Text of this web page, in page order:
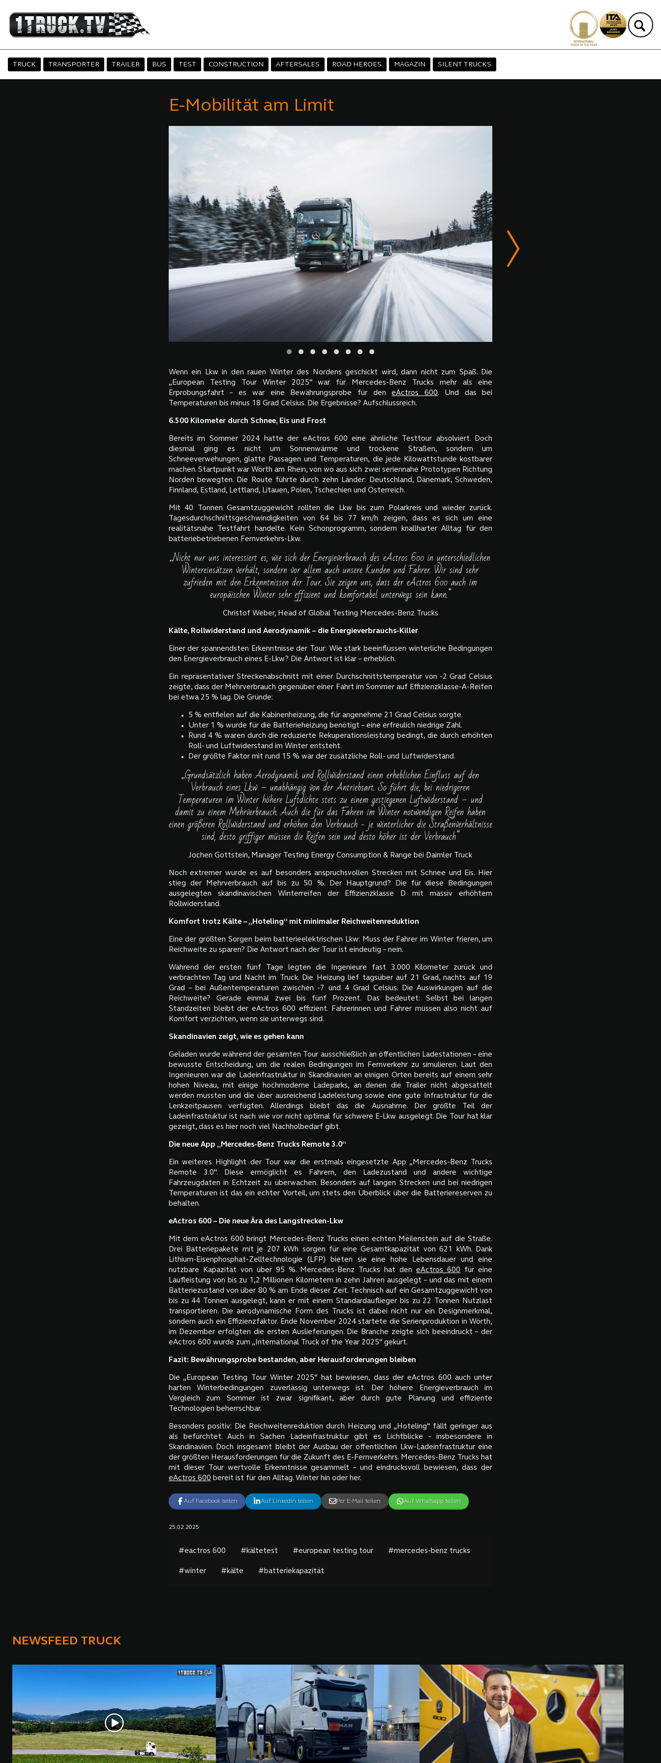
TRUCK TRANSPORTER TRAILER BUS TEST CONSTRUCTION AFTERSALES ROAD HEROES MAGAZIN SILENT TRUCKS
E-Mobilität am Limit
Wenn ein Lkw in den rauen Winter des Nordens geschickt wird, dann nicht zum Spaß. Die
„European Testing Tour Winter 2025“ war für Mercedes-Benz Trucks mehr als eine
Erprobungsfahrt – es war eine Bewährungsprobe für deneActros 600. Und das bei
Temperaturen bis minus 18 Grad Celsius. Die Ergebnisse? Aufschlussreich.
6.500 Kilometer durch Schnee, Eis und Frost
Bereits im Sommer 2024 hatte der eActros 600 eine ähnliche Testtour absolviert. Doch
diesmal ging es nicht um Sonnenwärme und trockene Straßen, sondern um
Schneeverwehungen, glatte Passagen und Temperaturen, die jede Kilowattstunde kostbarer
machen. Startpunkt war Wörth am Rhein, von wo aus sich zwei seriennahe Prototypen Richtung
Norden bewegten. Die Route führte durch zehn Länder: Deutschland, Dänemark, Schweden,
Finnland, Estland, Lettland, Litauen, Polen, Tschechien und Österreich.
Mit 40 Tonnen Gesamtzuggewicht rollten die Lkw bis zum Polarkreis und wieder zurück.
Tagesdurchschnittsgeschwindigkeiten von 64 bis 77 km/h zeigen, dass es sich um eine
realitätsnahe Testfahrt handelte. Kein Schonprogramm, sondern knallharter Alltag für den
batteriebetriebenen Fernverkehrs-Lkw.
„Nicht nur uns interessiert es, wie sich der Energieverbrauch des eActros 600 in unterschiedlichen
Wintereinsätzen verhält, sondern vor allem auch unsere Kunden und Fahrer. Wir sind sehr
zufrieden mit den Erkenntnissen der Tour. Sie zeigen uns, dass der eActros 600 auch im
europäischen Winter sehr effizient und komfortabel unterwegs sein kann.“
Christof Weber, Head of Global Testing Mercedes-Benz Trucks
Kälte, Rollwiderstand und Aerodynamik – die Energieverbrauchs-Killer
Einer der spannendsten Erkenntnisse der Tour: Wie stark beeinflussen winterliche Bedingungen
den Energieverbrauch eines E-Lkw? Die Antwort ist klar – erheblich.
Ein repräsentativer Streckenabschnitt mit einer Durchschnittstemperatur von -2 Grad Celsius
zeigte, dass der Mehrverbrauch gegenüber einer Fahrt im Sommer auf Effizienzklasse-A-Reifen
bei etwa 25 % lag. Die Gründe:
5 % entfielen auf die Kabinenheizung, die für angenehme 21 Grad Celsius sorgte.
Unter 1 % wurde für die Batterieheizung benötigt – eine erfreulich niedrige Zahl.
Rund 4 % waren durch die reduzierte Rekuperationsleistung bedingt, die durch erhöhten
Roll- und Luftwiderstand im Winter entsteht.
Der größte Faktor mit rund 15 % war der zusätzliche Roll- und Luftwiderstand.
„Grundsätzlich haben Aerodynamik und Rollwiderstand einen erheblichen Einfluss auf den
Verbrauch eines Lkw – unabhängig von der Antriebsart. So führt die, bei niedrigeren
Temperaturen im Winter höhere Luftdichte stets zu einem gestiegenen Luftwiderstand – und
damit zu einem Mehrverbrauch. Auch die für das Fahren im Winter notwendigen Reifen haben
einen größeren Rollwiderstand und erhöhen den Verbrauch - je winterlicher die Straßenverhältnisse
sind, desto griffiger müssen die Reifen sein und desto höher ist der Verbrauch“
Jochen Gottstein, Manager Testing Energy Consumption & Range bei Daimler Truck
Noch extremer wurde es auf besonders anspruchsvollen Strecken mit Schnee und Eis. Hier
stieg der Mehrverbrauch auf bis zu 50 %. Der Hauptgrund? Die für diese Bedingungen
ausgelegten skandinavischen Winterreifen der Effizienzklasse D mit massiv erhöhtem
Rollwiderstand.
Komfort trotz Kälte – „Hoteling“ mit minimaler Reichweitenreduktion
Eine der größten Sorgen beim batterieelektrischen Lkw: Muss der Fahrer im Winter frieren, um
Reichweite zu sparen? Die Antwort nach der Tour ist eindeutig – nein.
Während der ersten fünf Tage legten die Ingenieure fast 3.000 Kilometer zurück und
verbrachten Tag und Nacht im Truck. Die Heizung lief tagsüber auf 21 Grad, nachts auf 19
Grad – bei Außentemperaturen zwischen -7 und 4 Grad Celsius. Die Auswirkungen auf die
Reichweite? Gerade einmal zwei bis fünf Prozent. Das bedeutet: Selbst bei langen
Standzeiten bleibt der eActros 600 effizient. Fahrerinnen und Fahrer müssen also nicht auf
Komfort verzichten, wenn sie unterwegs sind.
Skandinavien zeigt, wie es gehen kann
Geladen wurde während der gesamten Tour ausschließlich an öffentlichen Ladestationen – eine
bewusste Entscheidung, um die realen Bedingungen im Fernverkehr zu simulieren. Laut den
Ingenieuren war die Ladeinfrastruktur in Skandinavien an einigen Orten bereits auf einem sehr
hohen Niveau, mit einige hochmoderne Ladeparks, an denen die Trailer nicht abgesattelt
werden mussten und die über ausreichend Ladeleistung sowie eine gute Infrastruktur für die
Lenkzeitpausen verfügten. Allerdings bleibt das die Ausnahme. Der größte Teil der
Ladeinfrastruktur ist nach wie vor nicht optimal für schwere E-Lkw ausgelegt. Die Tour hat klar
gezeigt, dass es hier noch viel Nachholbedarf gibt.
Die neue App „Mercedes-Benz Trucks Remote 3.0“
Ein weiteres Highlight der Tour war die erstmals eingesetzte App „Mercedes-Benz Trucks
Remote 3.0“. Diese ermöglicht es Fahrern, den Ladezustand und andere wichtige
Fahrzeugdaten in Echtzeit zu überwachen. Besonders auf langen Strecken und bei niedrigen
Temperaturen ist das ein echter Vorteil, um stets den Überblick über die Batteriereserven zu
behalten.
eActros 600 – Die neue Ära des Langstrecken-Lkw
Mit dem eActros 600 bringt Mercedes-Benz Trucks einen echten Meilenstein auf die Straße.
Drei Batteriepakete mit je 207 kWh sorgen für eine Gesamtkapazität von 621 kWh. Dank
Lithium-Eisenphosphat-Zelltechnologie (LFP) bieten sie eine hohe Lebensdauer und eine
nutzbare Kapazität von über 95 %. Mercedes-Benz Trucks hat deneActros 600 für eine
Laufleistung von bis zu 1,2 Millionen Kilometern in zehn Jahren ausgelegt – und das mit einem
Batteriezustand von über 80 % am Ende dieser Zeit. Technisch auf ein Gesamtzuggewicht von
bis zu 44 Tonnen ausgelegt, kann er mit einem Standardauflieger bis zu 22 Tonnen Nutzlast
transportieren. Die aerodynamische Form des Trucks ist dabei nicht nur ein Designmerkmal,
sondern auch ein Effizienzfaktor. Ende November 2024 startete die Serienproduktion in Wörth,
im Dezember erfolgten die ersten Auslieferungen. Die Branche zeigte sich beeindruckt – der
eActros 600 wurde zum „International Truck of the Year 2025“ gekürt.
Fazit: Bewährungsprobe bestanden, aber Herausforderungen bleiben
Die „European Testing Tour Winter 2025“ hat bewiesen, dass der eActros 600 auch unter
harten Winterbedingungen zuverlässig unterwegs ist. Der höhere Energieverbrauch im
Vergleich zum Sommer ist zwar signifikant, aber durch gute Planung und effiziente
Technologien beherrschbar.
Besonders positiv: Die Reichweitenreduktion durch Heizung und „Hoteling“ fällt geringer aus
als befürchtet. Auch in Sachen Ladeinfrastruktur gibt es Lichtblicke – insbesondere in
Skandinavien. Doch insgesamt bleibt der Ausbau der öffentlichen Lkw-Ladeinfrastruktur eine
der größten Herausforderungen für die Zukunft des E-Fernverkehrs. Mercedes-Benz Trucks hat
mit dieser Tour wertvolle Erkenntnisse gesammelt – und eindrucksvoll bewiesen, dass der
eActros 600 bereit ist für den Alltag. Winter hin oder her.
Auf Facebook teilen Auf Linkedin teilen Per E-Mail teilen Auf Whatsapp teilen
25.02.2025
#eactros 600 #kältetest #european testing tour #mercedes-benz trucks
#winter #kälte #batteriekapazität
NEWSFEED TRUCK